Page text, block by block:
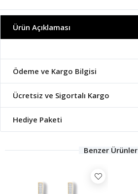
Ürün Açıklaması
Ödeme ve Kargo Bilgisi
Ücretsiz ve Sigortalı Kargo
Hediye Paketi
Benzer Ürünler